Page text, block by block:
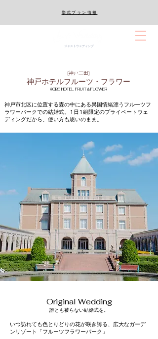
​挙式プラン情報
ジャストウェディング
[神戸三田]
​神戸ホテルフルーツ・フラワー
KOBE HOTEL FRUIT＆FLOWER
神戸市北区に位置する森の中にある異国情緒漂うフルーツフ
ラワーパークでの結婚式。1日1組限定のプライベートウェ
ディングだから、使い方も思いのまま。
​Original Wedding
​誰とも被らない結婚式を。
いつ訪れても色とりどりの花が咲き誇る、 広大なガーデ
ンリゾート「フルーツフラワーパーク」